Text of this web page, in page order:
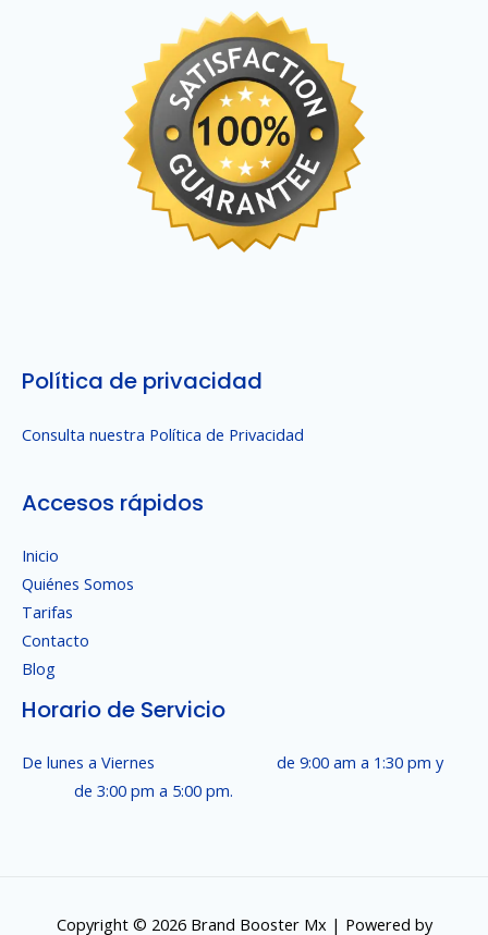
Política de privacidad
Consulta nuestra Política de Privacidad
Accesos rápidos
Inicio
Quiénes Somos
Tarifas
Contacto
Blog
Horario de Servicio
De lunes a Viernes de 9:00 am a 1:30 pm y
de 3:00 pm a 5:00 pm.
Copyright © 2026 Brand Booster Mx | Powered by